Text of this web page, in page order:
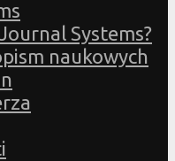
Systems?
naukowych